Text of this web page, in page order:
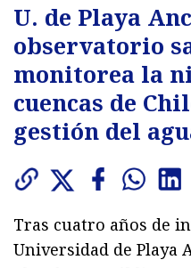
U. de Playa
observatorio
monitorea la
cuencas de
gestión del
Tras cuatro años de
Universidad de Playa